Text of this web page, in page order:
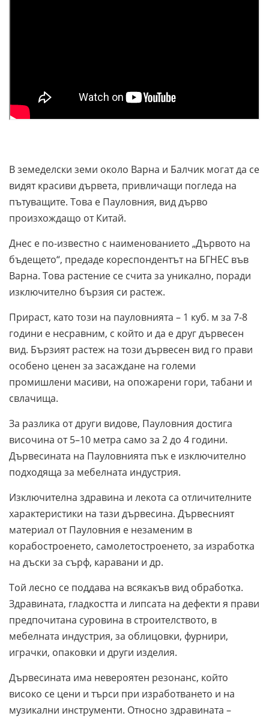
В земеделски земи около Варна и Балчик могат да се
видят красиви дървета, привличащи погледа на
пътуващите. Това е Пауловния, вид дърво
произхождащо от Китай.
Днес е по-известно с наименованието „Дървото на
бъдещето“, предаде кореспондентът на БГНЕС във
Варна. Това растение се счита за уникално, поради
изключително бързия си растеж.
Прираст, като този на пауловнията – 1 куб. м за 7-8
години е несравним, с който и да е друг дървесен
вид. Бързият растеж на този дървесен вид го прави
особено ценен за засаждане на големи
промишлени масиви, на опожарени гори, табани и
свлачища.
За разлика от други видове, Пауловния достига
височина от 5–10 метра само за 2 до 4 години.
Дървесината на Пауловнията пък е изключително
подходяща за мебелната индустрия.
Изключителна здравина и лекота са отличителните
характеристики на тази дървесина. Дървесният
материал от Пауловния е незаменим в
корабостроенето, самолетостроенето, за изработка
на дъски за сърф, каравани и др.
Той лесно се поддава на всякакъв вид обработка.
Здравината, гладкостта и липсата на дефекти я прави
предпочитана суровина в строителството, в
мебелната индустрия, за облицовки, фурнири,
играчки, опаковки и други изделия.
Дървесината има невероятен резонанс, който
високо се цени и търси при изработването и на
музикални инструменти. Относно здравината –